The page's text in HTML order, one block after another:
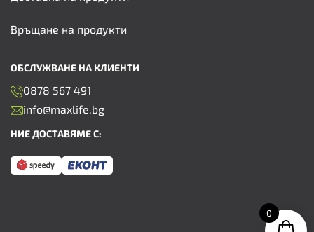
Връщане на продукти
ОБСЛУЖВАНЕ НА КЛИЕНТИ
0878 567 491
info@maxlife.bg
НИЕ ДОСТАВЯМЕ С:
0